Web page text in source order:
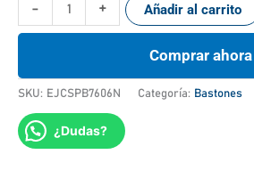
- + Añadir al carrito
Comprar ahora
SKU: EJCSPB7606N Categoría: Bastones
¿Dudas?